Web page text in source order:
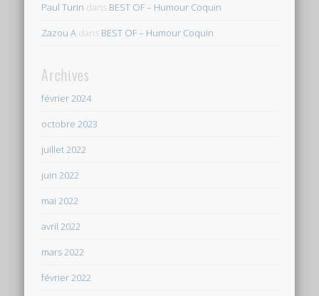
Paul Turin dans BEST OF – Humour Coquin
Zazou A dans BEST OF – Humour Coquin
Archives
février 2024
octobre 2023
juillet 2022
juin 2022
mai 2022
avril 2022
mars 2022
février 2022